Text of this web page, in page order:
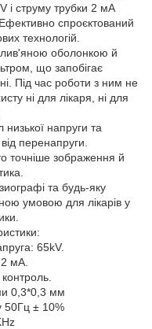
і струму трубки 2 мА
Ефективно спроєктований
технологій.
оболонкою й
що запобігає
Під час роботи з ним не
ні для лікаря, ні для
напруги та
перенапруги.
точніше зображення й
та будь-яку
умовою для лікарів у
65kV.
мА.
0,3*0,3 мм
50Гц ± 10%